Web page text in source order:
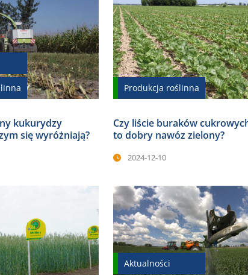
kukurydzy
się wyróżniają?
Produkcja roślinna
Czy liście buraków
to dobry nawóz zielony?
2024-12-10
Aktualności